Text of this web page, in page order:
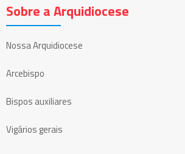
Sobre a Arquidiocese
Nossa Arquidiocese
Arcebispo
Bispos auxiliares
Vigários gerais